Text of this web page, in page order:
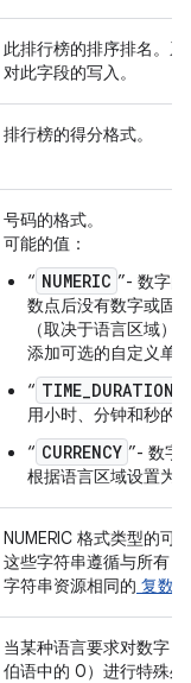
,
,
,
此排行榜的排序排名。
对此字段的写入。
排行榜的得分格式。
号码的格式。
可能的值：
“ NUMERIC ”- 数字
数点后没有数字或固
（取决于语言区域）
添加可选的自定义单
“ TIME_DURATION
用小时、分钟和秒的
“ CURRENCY ”- 数字
根据语言区域设置为
NUMERIC 格式类型的可
这些字符串遵循与所有
字符串资源相同的 复数
当某种语言要求对数字 0
伯语中的 0）进行特殊处